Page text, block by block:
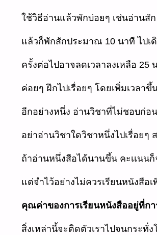
ใช้วิธีอ่านแล้วพักบ่อยๆ เช่นอ่านสั
แล้วก็พักสักประมาณ 10 นาที ไปเ
ครั้งต่อไปอาจลดเวลาลงเหลือ
ค่อยๆ ฝึกไปเรื่อยๆ โดยเพิ่มเวลา
อีกอย่างหนึ่ง อ่านวิชาที่ไม่ชอบก่อ
อย่าอ่านวิชาใดวิชาหนึ่งไปเรื่อยๆ
ถ้าอ่านหนึ่งสือได้นานขึ้น คะเเนนก็
แต่จำไว้อย่างไม่ควรเรียนหนังสือเ
คุณค่าของการเรียนหนังสืออยู่ที่ก
สิ่งเหล่านี้จะติดตัวเราไปจนกระทั่